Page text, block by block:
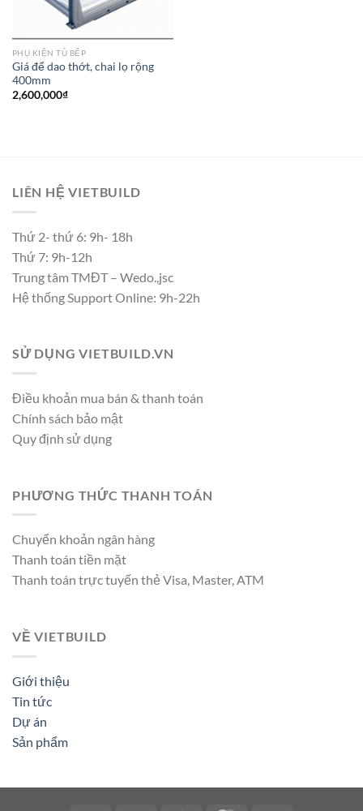
PHỤ KIỆN TỦ BẾP
Giá để dao thớt, chai lọ rộng
400mm
2,600,000₫
LIÊN HỆ VIETBUILD
Thứ 2- thứ 6: 9h- 18h
Thứ 7: 9h-12h
Trung tâm TMĐT – Wedo.,jsc
Hệ thống Support Online: 9h-22h
SỬ DỤNG VIETBUILD.VN
Điều khoản mua bán & thanh toán
Chính sách bảo mật
Quy định sử dụng
PHƯƠNG THỨC THANH TOÁN
Chuyển khoản ngân hàng
Thanh toán tiền mặt
Thanh toán trực tuyến thẻ Visa, Master, ATM
VỀ VIETBUILD
Giới thiệu
Tin tức
Dự án
Sản phẩm